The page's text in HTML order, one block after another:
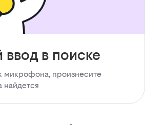
ввод в поиске
микрофона, произнесите
найдется